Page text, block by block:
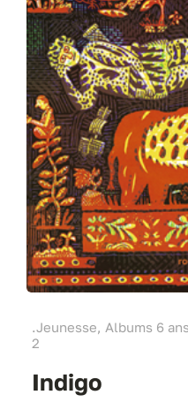
.Jeunesse, Albums 6
2
Indigo